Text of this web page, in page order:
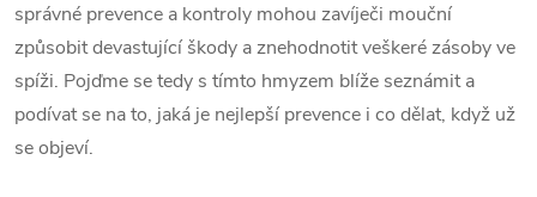
správné prevence a kontroly mohou zavíječi mouční
způsobit devastující škody a znehodnotit veškeré zásoby ve
spíži. Pojďme se tedy s tímto hmyzem blíže seznámit a
podívat se na to, jaká je nejlepší prevence i co dělat, když už
se objeví.